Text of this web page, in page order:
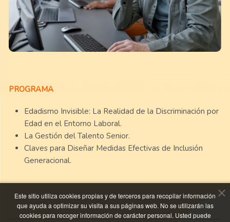
PROGRAMA
Edadismo Invisible: La Realidad de la Discriminación por
Edad en el Entorno Laboral.
La Gestión del Talento Senior.
Claves para Diseñar Medidas Efectivas de Inclusión
Generacional.
Este sitio utiliza cookies propias y de terceros para recopilar información
que ayuda a optimizar su visita a sus páginas web. No se utilizarán las
cookies para recoger información de carácter personal. Usted puede